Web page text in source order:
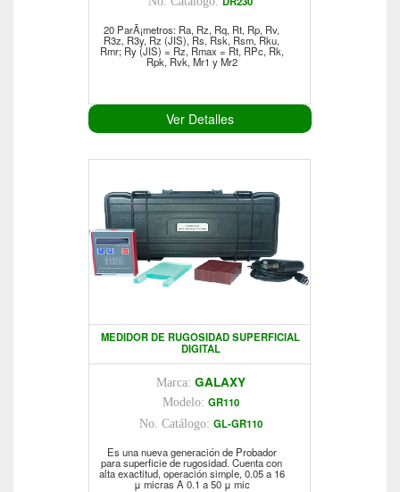
20 ParÃ¡metros: Ra, Rz, Rq, Rt, Rp, Rv,
R3z, R3y, Rz (JIS), Rs, Rsk, Rsm, Rku,
Rmr; Ry (JIS) = Rz, Rmax = Rt, RPc, Rk,
Rpk, Rvk, Mr1 y Mr2
Ver Detalles
MEDIDOR DE RUGOSIDAD SUPERFICIAL
DIGITAL
Marca: GALAXY
Modelo: GR110
No. Catálogo: GL-GR110
Es una nueva generación de Probador
para superficie de rugosidad. Cuenta con
alta exactitud, operación simple, 0.05 a 16
μ micras A 0.1 a 50 μ mic